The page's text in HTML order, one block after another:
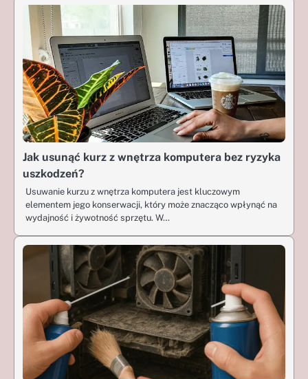
Jak usunąć kurz z wnętrza komputera bez ryzyka
uszkodzeń?
Usuwanie kurzu z wnętrza komputera jest kluczowym
elementem jego konserwacji, który może znacząco wpłynąć na
wydajność i żywotność sprzętu. W…